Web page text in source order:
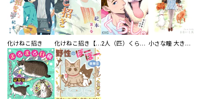
化けねこ招き 化けねこ招き【描きおろし付合冊版】 2人（匹）くらし。 小さな瞳 大きな鼓動